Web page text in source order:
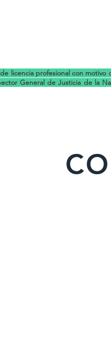
licencia profesional con motivo
General de Justicia de la